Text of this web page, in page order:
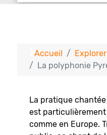
Accueil Explorer
La polyphonie
La pratique
est
comme en Europe.